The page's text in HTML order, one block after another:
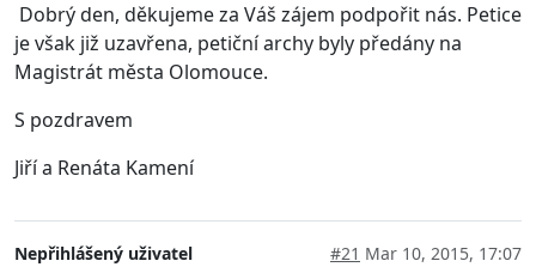
Dobrý den, děkujeme za Váš zájem podpořit nás. Petice
je však již uzavřena, petiční archy byly předány na
Magistrát města Olomouce.
S pozdravem
Jiří a Renáta Kamení
Nepřihlášený uživatel #21 Mar 10, 2015, 17:07